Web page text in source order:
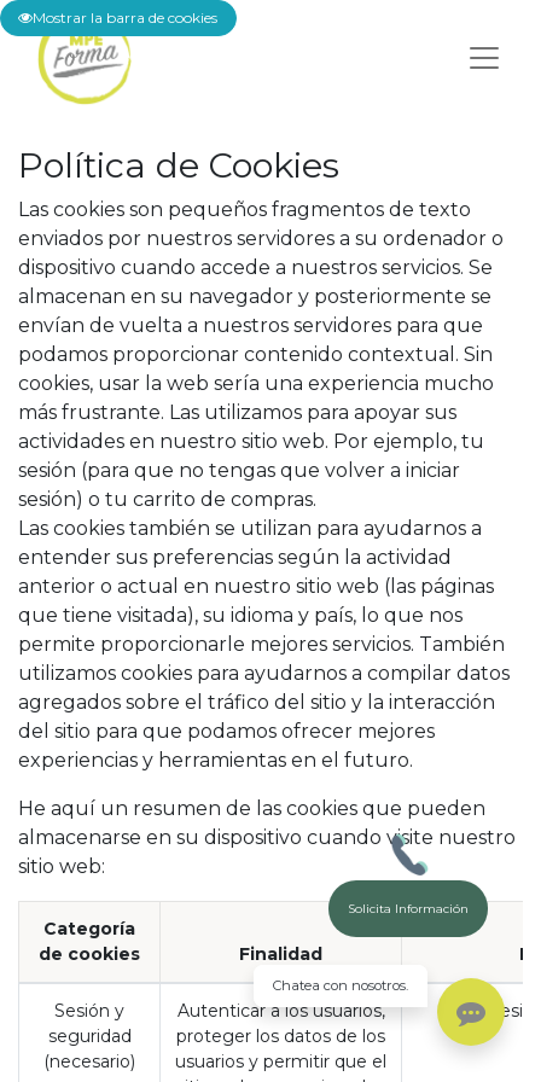
Política de Cookies
Las cookies son pequeños fragmentos de texto
enviados por nuestros servidores a su ordenador o
dispositivo cuando accede a nuestros servicios. Se
almacenan en su navegador y posteriormente se
envían de vuelta a nuestros servidores para que
podamos proporcionar contenido contextual. Sin
cookies, usar la web sería una experiencia mucho
más frustrante. Las utilizamos para apoyar sus
actividades en nuestro sitio web. Por ejemplo, tu
sesión (para que no tengas que volver a iniciar
sesión) o tu carrito de compras.
Las cookies también se utilizan para ayudarnos a
entender sus preferencias según la actividad
anterior o actual en nuestro sitio web (las páginas
que tiene visitada), su idioma y país, lo que nos
permite proporcionarle mejores servicios. También
utilizamos cookies para ayudarnos a compilar datos
agregados sobre el tráfico del sitio y la interacción
del sitio para que podamos ofrecer mejores
experiencias y herramientas en el futuro.
He aquí un resumen de las cookies que pueden
almacenarse en su dispositivo cuando visite nuestro
sitio web:
Categoría
de cookies
Finalidad
Sesión y
seguridad
(necesario)
Autenticar a los usuarios,
proteger los datos de los
usuarios y permitir que el
Mostrar la barra de cookies
Solicita Información
Chatea con nosotros.